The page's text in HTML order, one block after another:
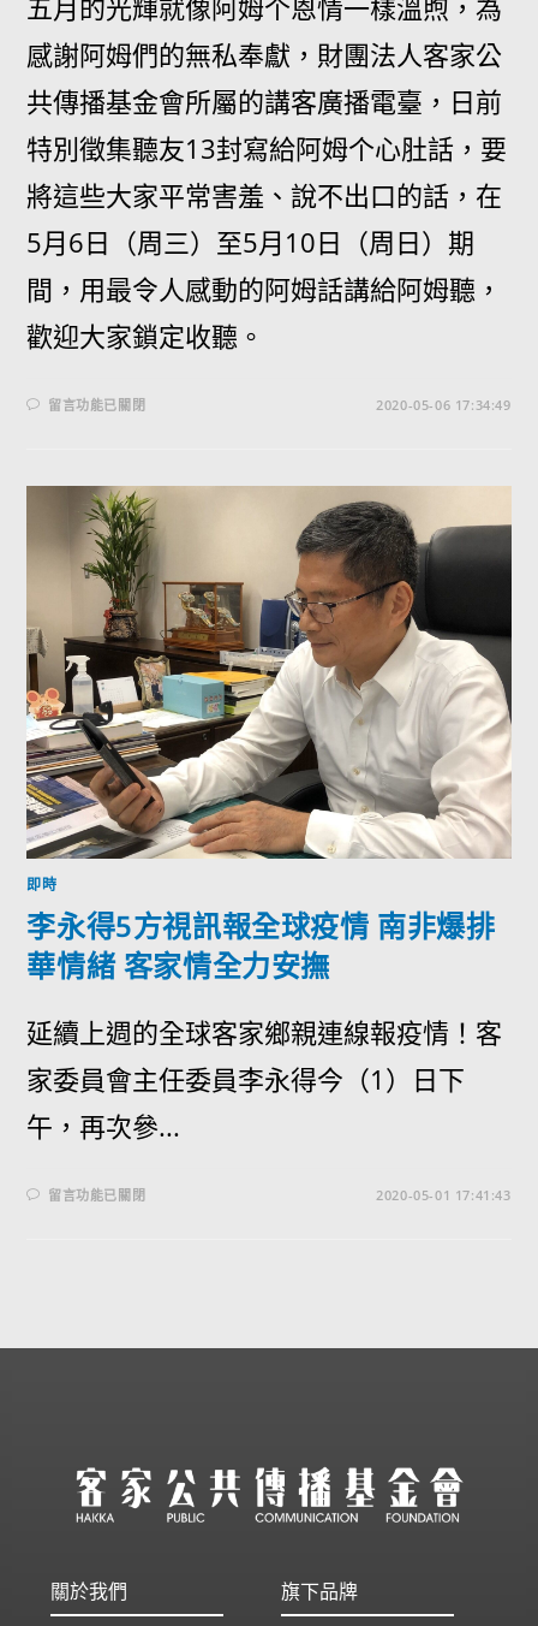
感謝阿姆們的無私奉獻，財團法人客家公
共傳播基金會所屬的講客廣播電臺，日前
特別徵集聽友13封寫給阿姆个心肚話，要
將這些大家平常害羞、說不出口的話，在
5月6日（周三）至5月10日（周日）期
間，用最令人感動的阿姆話講給阿姆聽，
歡迎大家鎖定收聽。
留言功能已關閉 2020-05-06 17:34:49
即時
李永得5方視訊報全球疫情 南非爆排
華情緒 客家情全力安撫
延續上週的全球客家鄉親連線報疫情！客
家委員會主任委員李永得今（1）日下
午，再次參...
留言功能已關閉 2020-05-01 17:41:43
關於我們 旗下品牌